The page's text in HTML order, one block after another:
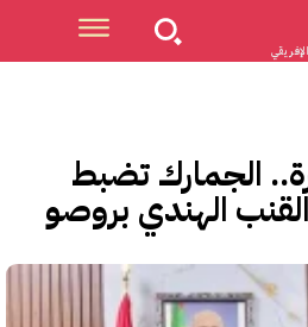
الجمارك تضبط
الهندي بروصو